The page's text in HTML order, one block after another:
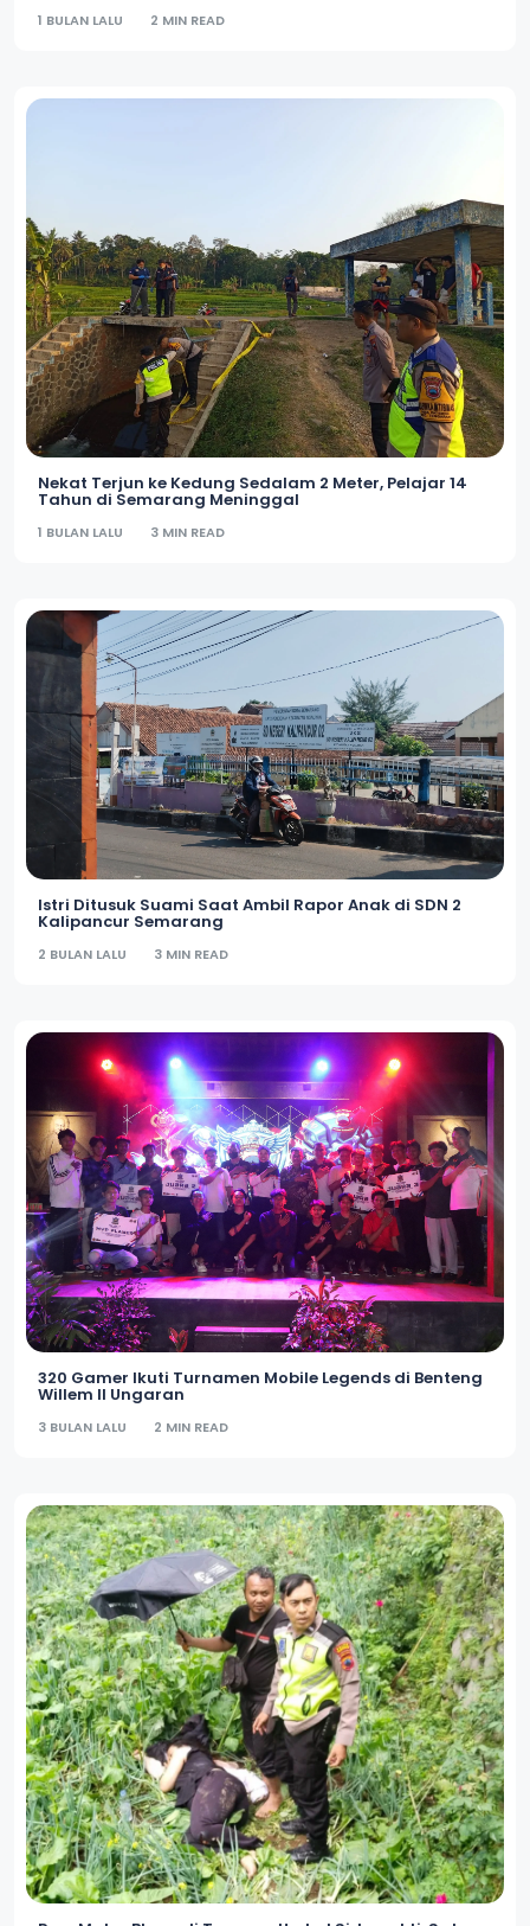
1 BULAN LALU 2 MIN READ
Nekat Terjun ke Kedung Sedalam 2 Meter, Pelajar 14
Tahun di Semarang Meninggal
1 BULAN LALU 3 MIN READ
Istri Ditusuk Suami Saat Ambil Rapor Anak di SDN 2
Kalipancur Semarang
2 BULAN LALU 3 MIN READ
320 Gamer Ikuti Turnamen Mobile Legends di Benteng
Willem II Ungaran
3 BULAN LALU 2 MIN READ